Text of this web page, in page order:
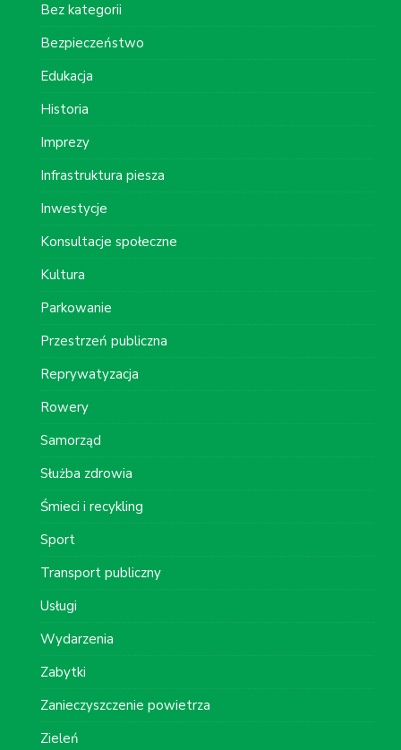
Bez kategorii
Bezpieczeństwo
Edukacja
Historia
Imprezy
Infrastruktura piesza
Inwestycje
Konsultacje społeczne
Kultura
Parkowanie
Przestrzeń publiczna
Reprywatyzacja
Rowery
Samorząd
Służba zdrowia
Śmieci i recykling
Sport
Transport publiczny
Usługi
Wydarzenia
Zabytki
Zanieczyszczenie powietrza
Zieleń